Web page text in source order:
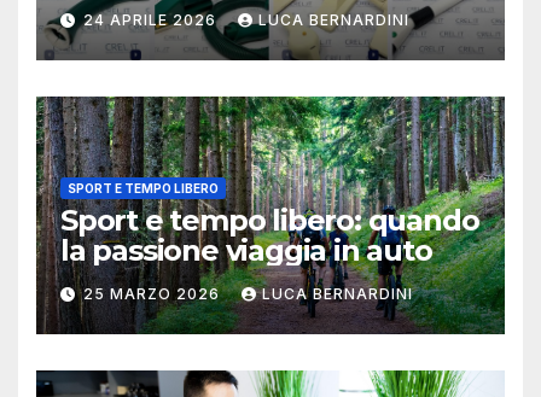
24 APRILE 2026 LUCA BERNARDINI
SPORT E TEMPO LIBERO
Sport e tempo libero: quando
la passione viaggia in auto
25 MARZO 2026 LUCA BERNARDINI